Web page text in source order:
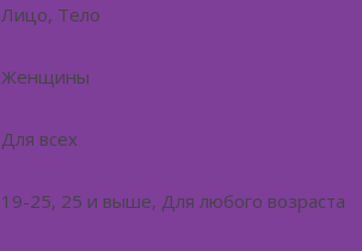
Лицо, Тело
Женщины
Для всех
19-25, 25 и выше, Для любого возраста